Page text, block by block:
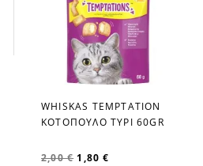
favorite_border
WHISKAS TEMPTATION
ΚΟΤΟΠΟΥΛΟ ΤΥΡΙ 60GR
2,00 € 1,80 €